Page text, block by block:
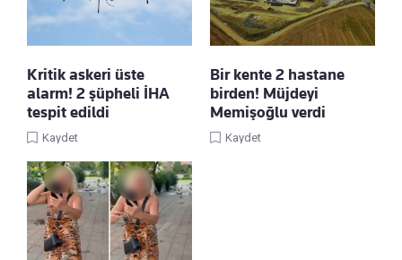
Kritik askeri üste
alarm! 2 şüpheli İHA
tespit edildi
Kaydet
Bir kente 2 hastane
birden! Müjdeyi
Memişoğlu verdi
Kaydet